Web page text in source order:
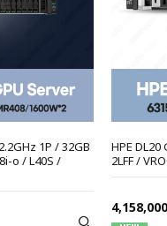
1P / 32GB
o / L40S /
HPE DL20
2LFF /